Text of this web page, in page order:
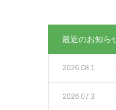
最近のお知ら
2026.08.1
2026.07.3